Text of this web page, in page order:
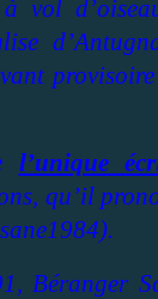
vol
provisoire
l’unique
qu’il
Béranger